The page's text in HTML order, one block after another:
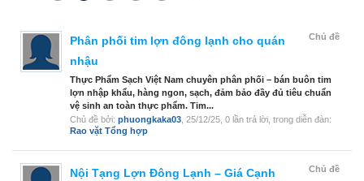
Chủ đề
Phân phối tim lợn đông lạnh cho quán
nhậu
Thực Phẩm Sạch Việt Nam chuyên phân phối – bán buôn tim
lợn nhập khẩu, hàng ngon, sạch, đảm bảo đầy đủ tiêu chuẩn
vệ sinh an toàn thực phẩm. Tim...
Chủ đề bởi: phuongkaka03 25/12/25 , 0 lần trả lời, trong diễn đàn:
Rao vặt Tổng hợp
Chủ đề
Nội Tạng Lợn Đông Lạnh – Giá Cạnh